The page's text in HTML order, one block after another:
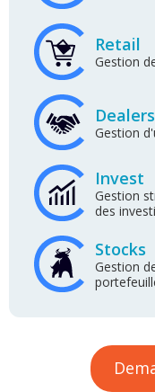
Retail
Gestion
Gestion
Invest
Gestion
des
Stocks
Gestion